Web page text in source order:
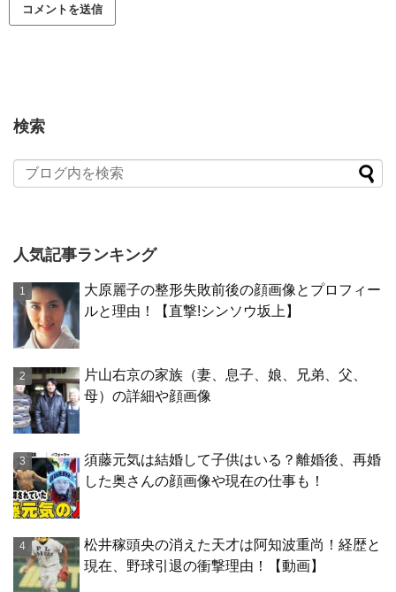
検索
人気記事ランキング
大原麗子の整形失敗前後の顔画像とプロフィー
ルと理由！【直撃!シンソウ坂上】
片山右京の家族（妻、息子、娘、兄弟、父、
母）の詳細や顔画像
須藤元気は結婚して子供はいる？離婚後、再婚
した奥さんの顔画像や現在の仕事も！
松井稼頭央の消えた天才は阿知波重尚！経歴と
現在、野球引退の衝撃理由！【動画】